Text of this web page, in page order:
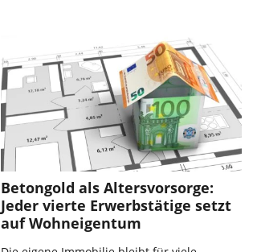
Betongold als Altersvorsorge:
Jeder vierte Erwerbstätige setzt
auf Wohneigentum